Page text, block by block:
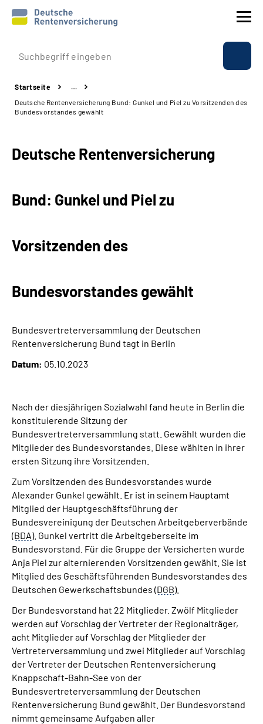
Prävention
Reha
Beratung & Kontakt
Experten
Suche
Mein Kundenportal
Startseite
…
Deutsche Rentenversicherung Bund: Gunkel und Piel zu Vorsitzenden des
Bundesvorstandes gewählt
Deutsche Rentenversicherung
Bund: Gunkel und Piel zu
Vorsitzenden des
Bundesvorstandes gewählt
Bundesvertreterversammlung der Deutschen
Rentenversicherung Bund tagt in Berlin
Datum: 05.10.2023
Nach der diesjährigen Sozialwahl fand heute in Berlin die
konstituierende Sitzung der
Bundesvertreterversammlung statt. Gewählt wurden die
Mitglieder des Bundesvorstandes. Diese wählten in ihrer
ersten Sitzung ihre Vorsitzenden.
Zum Vorsitzenden des Bundesvorstandes wurde
Alexander Gunkel gewählt. Er ist in seinem Hauptamt
Mitglied der Hauptgeschäftsführung der
Bundesvereinigung der Deutschen Arbeitgeberverbände
(BDA). Gunkel vertritt die Arbeitgeberseite im
Bundesvorstand. Für die Gruppe der Versicherten wurde
Anja Piel zur alternierenden Vorsitzenden gewählt. Sie ist
Mitglied des Geschäftsführenden Bundesvorstandes des
Deutschen Gewerkschaftsbundes (DGB).
Der Bundesvorstand hat 22 Mitglieder. Zwölf Mitglieder
werden auf Vorschlag der Vertreter der Regionalträger,
acht Mitglieder auf Vorschlag der Mitglieder der
Vertreterversammlung und zwei Mitglieder auf Vorschlag
der Vertreter der Deutschen Rentenversicherung
Knappschaft-Bahn-See von der
Bundesvertreterversammlung der Deutschen
Rentenversicherung Bund gewählt. Der Bundesvorstand
nimmt gemeinsame Aufgaben aller